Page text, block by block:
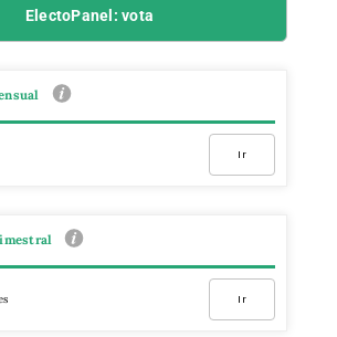
ElectoPanel: vota
Ir
Ir